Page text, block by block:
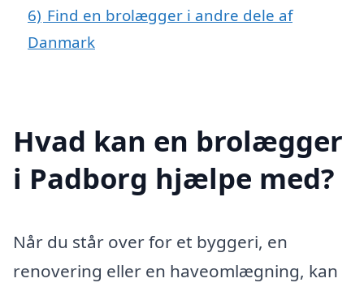
6) Find en brolægger i andre dele af
Danmark
Hvad kan en brolægger
i Padborg hjælpe med?
Når du står over for et byggeri, en
renovering eller en haveomlægning, kan